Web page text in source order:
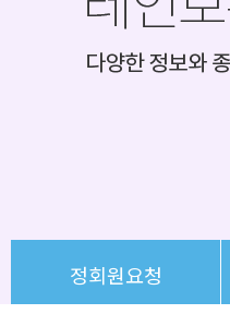
정회원요청